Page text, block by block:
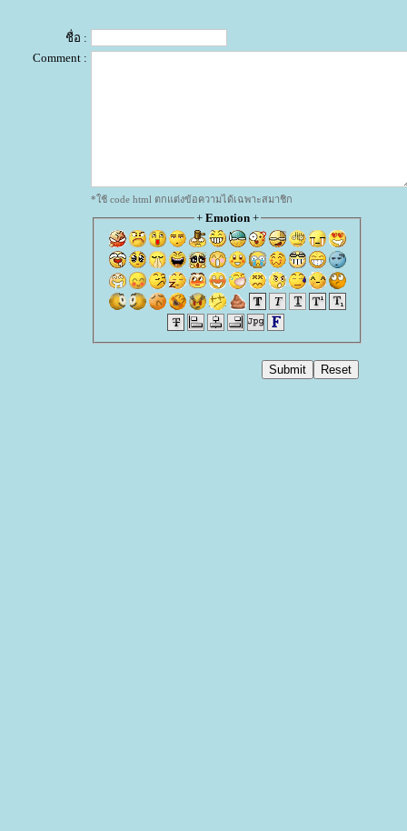
ชื่อ :
Comment :
*ใช้ code html ตกแต่งข้อความได้เฉพาะสมาชิก
+ Emotion+